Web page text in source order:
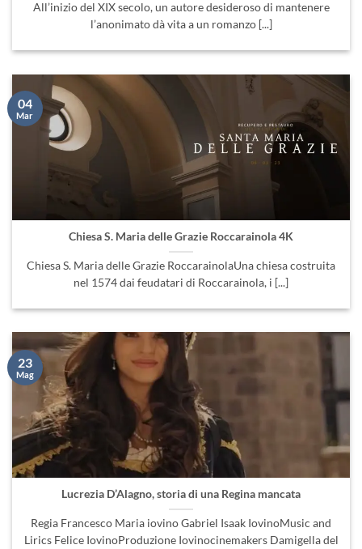
All’inizio del XIX secolo, un autore desideroso di mantenere
l’anonimato dà vita a un romanzo [...]
Chiesa S. Maria delle Grazie Roccarainola 4K
Chiesa S. Maria delle Grazie RoccarainolaUna chiesa costruita
nel 1574 dai feudatari di Roccarainola, i [...]
04
Mar
Lucrezia D’Alagno, storia di una Regina mancata
Regia Francesco Maria iovino Gabriel Isaak IovinoMusic and
Lirics Felice IovinoProduzione Iovinocinemakers Damigella del
23
Mag